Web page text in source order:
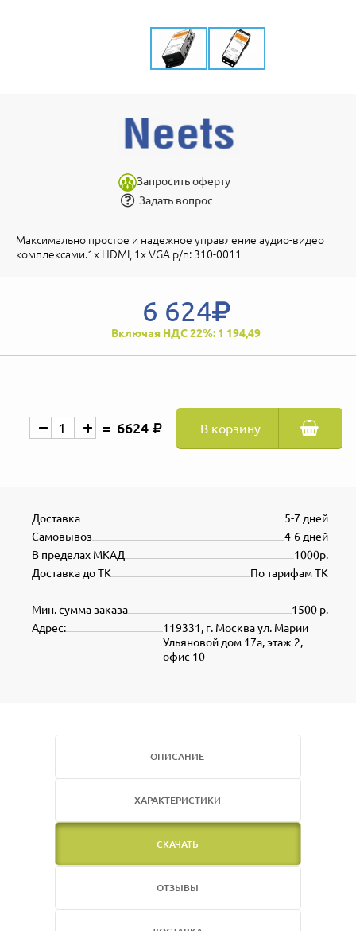
Запросить оферту
Задать вопрос
Максимально простое и надежное управление аудио-видео
комплексами.1x HDMI, 1x VGA p/n: 310-0011
6 624
Включая НДС 22%: 1 194,49
6624 В корзину
5-7 дней
Доставка
4-6 дней
Самовывоз
1000р.
В пределах МКАД
По тарифам ТК
Доставка до ТК
1500 р.
Мин. сумма заказа
119331, г. Москва ул. Марии
Ульяновой дом 17а, этаж 2,
офис 10
Адрес:
ОПИСАНИЕ
ХАРАКТЕРИСТИКИ
СКАЧАТЬ
ОТЗЫВЫ